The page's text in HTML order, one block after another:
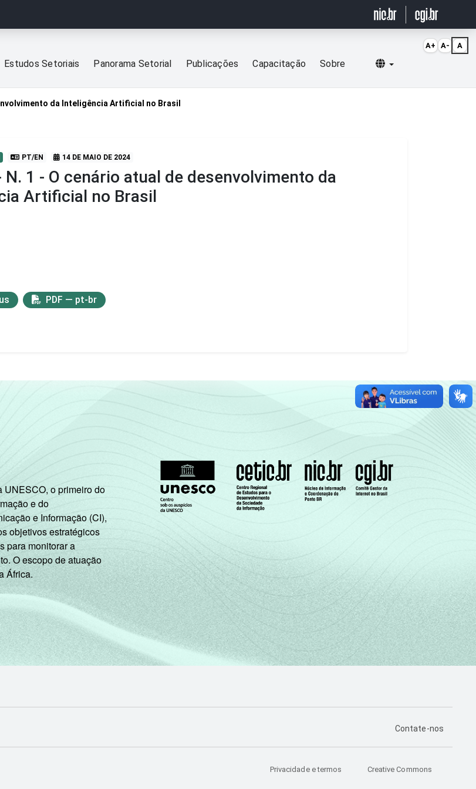
Estudos Setoriais Panorama Setorial Publicações Capacitação Sobre Selecionar idioma
da Inteligência Artificial no Brasil
PT/EN 14 DE MAIO DE 2024
N. 1 - O cenário atual de desenvolvimento da
Artificial no Brasil
PDF — pt-br
UNESCO, o primeiro do
e do
e Informação (CI),
objetivos estratégicos
para monitorar a
O escopo de atuação
África.
ABA)
NOVA ABA)
EM NOVA ABA)
EM NOVA ABA)
(ABRE EM NOVA ABA)
(ABRE EM NOVA ABA)
DO NIC.BR (ABRE EM NOVA ABA)
NIC.BR (ABRE EM NOVA ABA) PÁGINA DE
Contate-nos
Privacidade e termos Creative Commons
A+ A- A